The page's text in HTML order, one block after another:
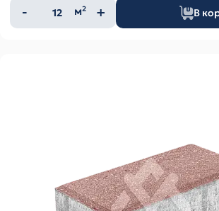
Количество
товара
м² В